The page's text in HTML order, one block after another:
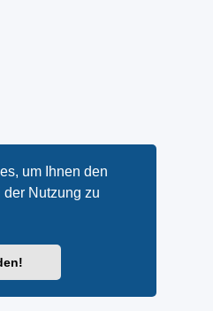
um Ihnen den
Nutzung zu